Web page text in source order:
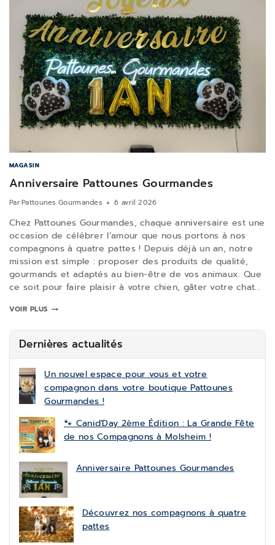
MAGASIN
Anniversaire Pattounes Gourmandes
ParPattounes Gourmandes 6 avril 2026
Chez Pattounes Gourmandes, chaque anniversaire est une
occasion de célébrer l’amour que nous portons à nos
compagnons à quatre pattes ! Depuis déjà un an, notre
mission est simple : proposer des produits de qualité,
gourmands et adaptés au bien-être de vos animaux. Que
ce soit pour faire plaisir à votre chien, gâter votre chat...
VOIR PLUS
Dernières actualités
Un nouvel espace pour vous et votre
compagnon dans votre boutique Pattounes
Gourmandes !
🐾 Canid'Day 2ème Édition : La Grande Fête
de nos Compagnons à Molsheim !
Anniversaire Pattounes Gourmandes
Découvrez nos compagnons à quatre
pattes